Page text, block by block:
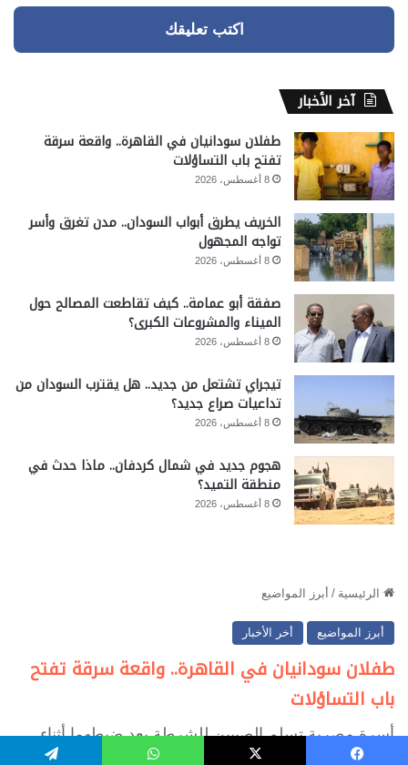
اكتب تعليقك
آخر الأخبار
طفلان سودانيان في القاهرة.. واقعة سرقة
تفتح باب التساؤلات
8 أغسطس، 2026
الخريف يطرق أبواب السودان.. مدن تغرق وأسر
تواجه المجهول
8 أغسطس، 2026
صفقة أبو عمامة.. كيف تقاطعت المصالح حول
الميناء والمشروعات الكبرى؟
8 أغسطس، 2026
تيجراي تشتعل من جديد.. هل يقترب السودان من
تداعيات صراع جديد؟
8 أغسطس، 2026
هجوم جديد في شمال كردفان.. ماذا حدث في
منطقة التميد؟
8 أغسطس، 2026